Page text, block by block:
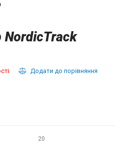
Додати до порівняння
20